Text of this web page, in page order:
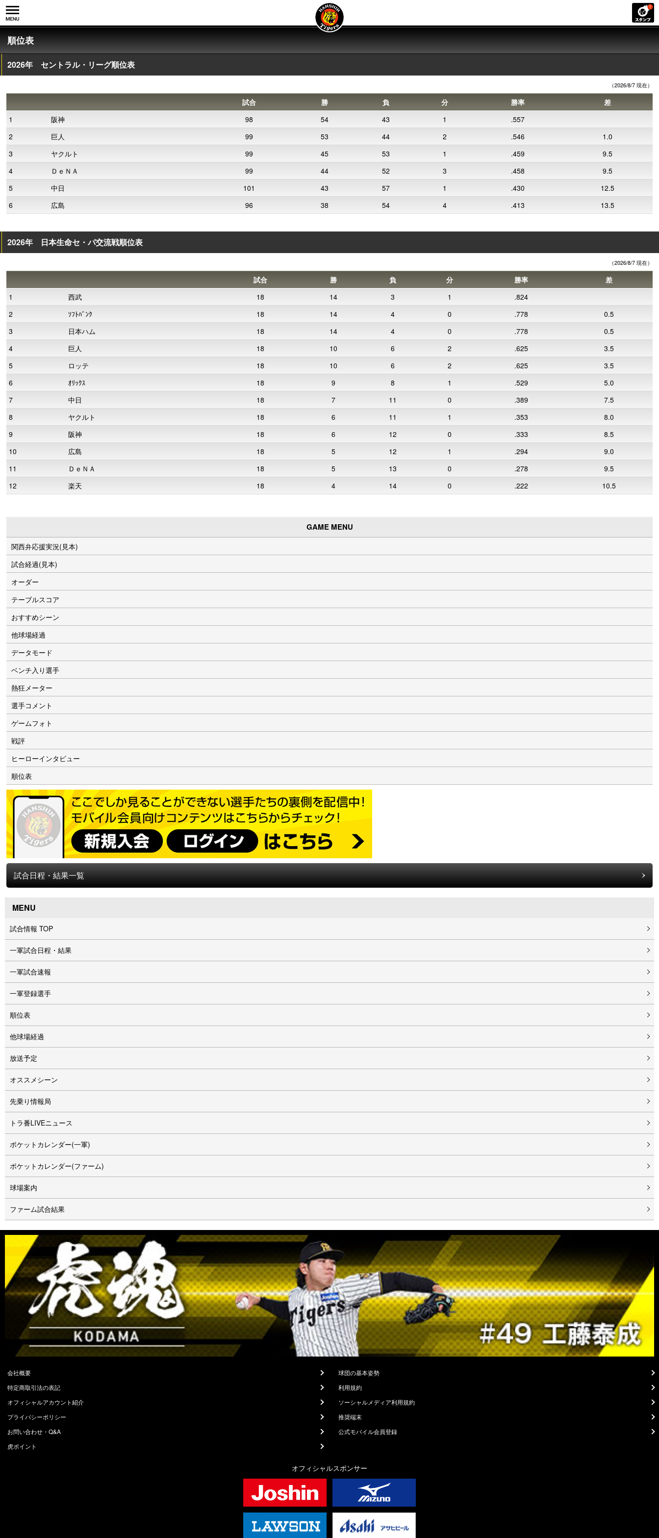
順位表
2026年 セントラル・リーグ順位表
（2026/8/7 現在）
試合 勝 負 分 勝率
差
1
阪神 98 54 43 1
.557
2
巨人 99 53 44 2 .546
1.0
3
ヤクルト 99 45 53 1 .459
9.5
4
ＤｅＮＡ 99 44 52 3 .458
9.5
5
中日 101 43 57 1 .430
12.5
6
広島 96 38 54 4 .413 13.5
2026年 日本生命セ・パ交流戦順位表
（2026/8/7 現在）
試合 勝 負 分 勝率
差
1
西武 18 14 3 1
.824
2
ｿﾌﾄﾊﾞﾝｸ 18 14 4 0 .778
0.5
3
日本ハム 18 14 4 0 .778
0.5
4
巨人 18 10 6 2 .625
3.5
5
ロッテ 18 10 6 2 .625
3.5
6
ｵﾘｯｸｽ 18 9 8 1 .529
5.0
7
中日 18 7 11 0 .389
7.5
8
ヤクルト 18 6 11 1 .353
8.0
9
阪神 18 6 12 0 .333
8.5
10
広島 18 5 12 1 .294
9.0
11
ＤｅＮＡ 18 5 13 0 .278
9.5
12
楽天 18 4 14 0 .222 10.5
GAME MENU
関西弁応援実況(見本)
試合経過(見本)
オーダー
テーブルスコア
おすすめシーン
他球場経過
データモード
ベンチ入り選手
熱狂メーター
選手コメント
ゲームフォト
戦評
ヒーローインタビュー
順位表
試合日程・結果一覧
MENU
試合情報 TOP
一軍試合日程・結果
一軍試合速報
一軍登録選手
順位表
他球場経過
放送予定
オススメシーン
先乗り情報局
トラ番LIVEニュース
ポケットカレンダー(一軍)
ポケットカレンダー(ファーム)
球場案内
ファーム試合結果
会社概要
球団の基本姿勢
特定商取引法の表記
利用規約
オフィシャルアカウント紹介
ソーシャルメディア利用規約
プライバシーポリシー
推奨端末
お問い合わせ・Q&A
公式モバイル会員登録
虎ポイント
オフィシャルスポンサー